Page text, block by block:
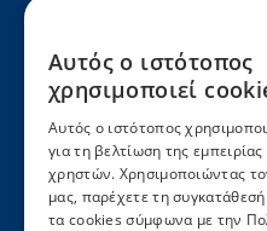
Αυτός ο ιστότοπος
χρησιμοποιεί
Αυτός ο ιστότοπος
για τη βελτίωση της
χρηστών. Χρησιμοποιώντας
μας, παρέχετε τη
τα cookies σύμφωνα με την